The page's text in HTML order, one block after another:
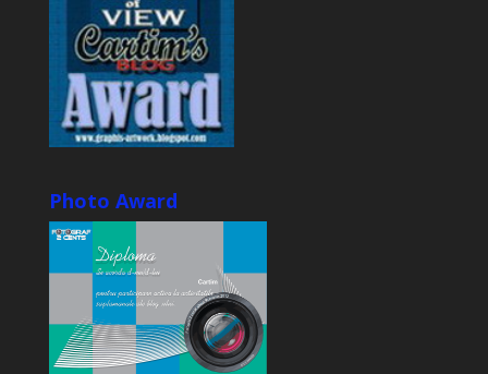
Photo Award